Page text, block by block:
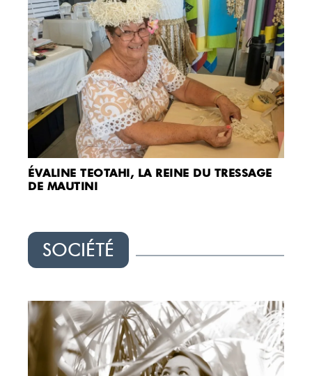
ÉVALINE TEOTAHI, LA REINE DU TRESSAGE
DE MAUTINI
SOCIÉTÉ